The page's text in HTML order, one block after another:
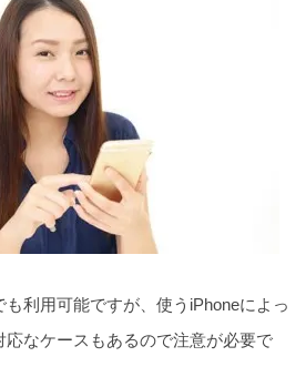
利用可能ですが、使うiPhoneによっ
なケースもあるので注意が必要で